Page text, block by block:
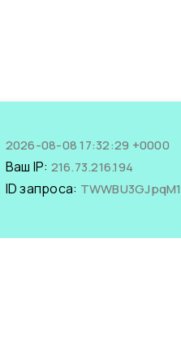
2026-08-08 17:32:29 +0000
Ваш IP: 216.73.216.194
ID запроса: TWWBU3GJpqM1